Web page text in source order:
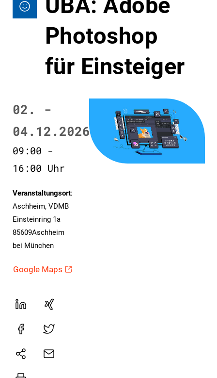
ÜBA: Adobe
Photoshop
für Einsteiger
02. -
04.12.2026
09:00 -
16:00 Uhr
Veranstaltungsort:
Aschheim, VDMB
Einsteinring 1a
85609Aschheim
bei München
Google Maps